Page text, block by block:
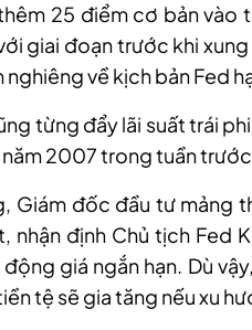
25 điểm cơ bản
giai đoạn trước khi
về kịch bản Fed
từng đẩy lãi suất trái
2007 trong tuần
Giám đốc đầu tư mảng
nhận định Chủ tịch Fed
giá ngắn hạn. Dù
tệ sẽ gia tăng nếu xu